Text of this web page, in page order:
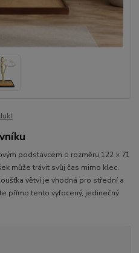
podstavcem o rozměru 122 × 71
může trávit svůj čas mimo klec.
větví je vhodná pro střední a
přímo tento vyfocený, jedinečný